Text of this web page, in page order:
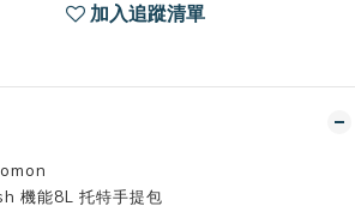
加入追蹤清單
機能8L 托特手提包